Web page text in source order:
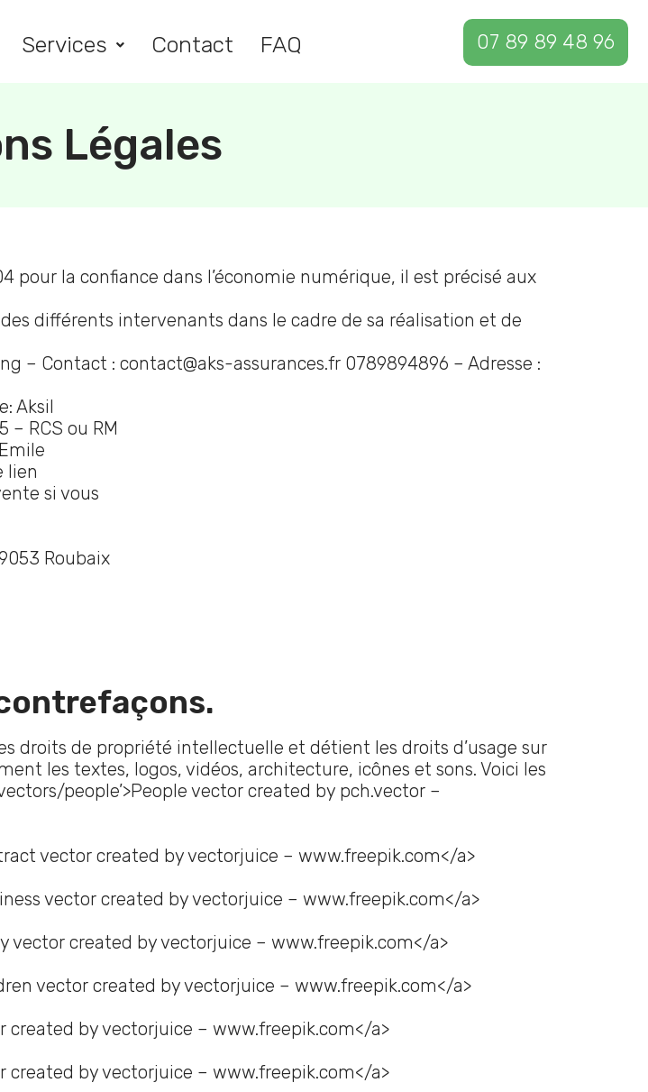
Services Contact FAQ 07 89 89 48 96
Légales
pour la confiance dans l’économie numérique, il est précisé aux
différents intervenants dans le cadre de sa réalisation et de
– Contact : contact@aks-assurances.fr 0789894896 – Adresse :
Aksil
RCS ou RM
lien
si vous
Roubaix
droits de propriété intellectuelle et détient les droits d’usage sur
les textes, logos, vidéos, architecture, icônes et sons. Voici les
people’>People vector created by pch.vector –
vector created by vectorjuice – www.freepik.com</a>
vector created by vectorjuice – www.freepik.com</a>
vector created by vectorjuice – www.freepik.com</a>
vector created by vectorjuice – www.freepik.com</a>
created by vectorjuice – www.freepik.com</a>
created by vectorjuice – www.freepik.com</a>